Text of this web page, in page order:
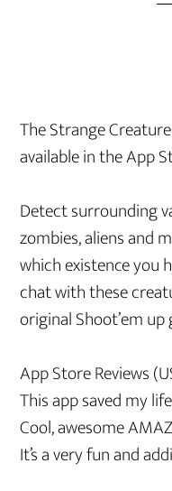
The Strange
available in the App
Detect surrounding
zombies, aliens and
which existence you
chat with these
original Shoot’em up
App Store Reviews
This app saved
Cool, awesome
It’s a very fun and